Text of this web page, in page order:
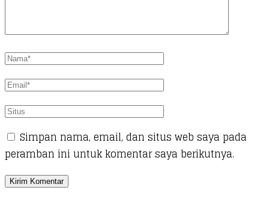
Simpan nama, email, dan situs web saya pada
peramban ini untuk komentar saya berikutnya.